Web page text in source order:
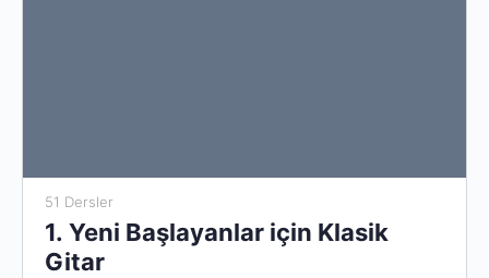
51 Dersler
1. Yeni Başlayanlar için Klasik
Gitar